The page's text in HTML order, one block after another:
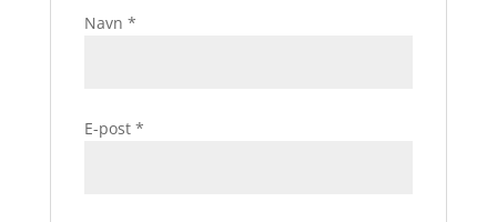
Navn *
E-post *